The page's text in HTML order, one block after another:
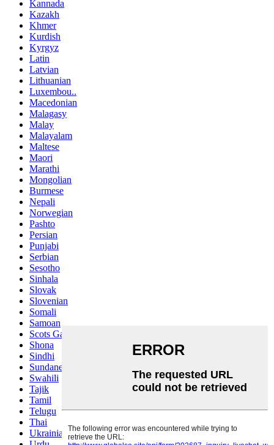
Kannada
Kazakh
Khmer
Kurdish
Kyrgyz
Latin
Latvian
Lithuanian
Luxembou..
Macedonian
Malagasy
Malay
Malayalam
Maltese
Maori
Marathi
Mongolian
Burmese
Nepali
Norwegian
Pashto
Persian
Punjabi
Serbian
Sesotho
Sinhala
Slovak
Slovenian
Somali
Samoan
Scots Gaelic
Shona
Sindhi
Sundanese
Swahili
Tajik
Tamil
Telugu
Thai
Ukrainian